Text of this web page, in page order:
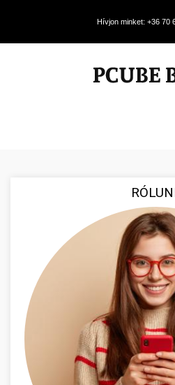
Hívjon minket: +36 70